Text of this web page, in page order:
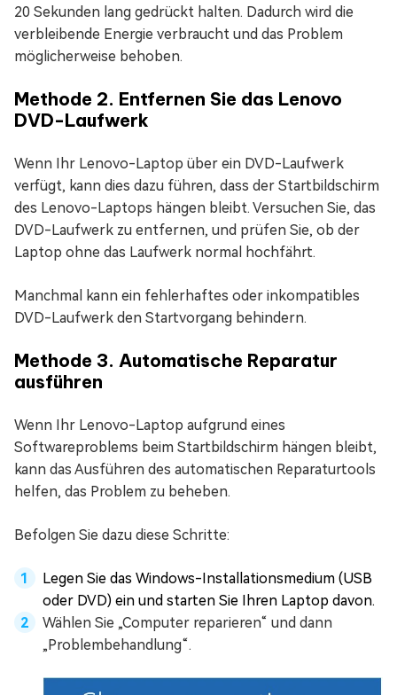
20 Sekunden lang gedrückt halten. Dadurch wird die
verbleibende Energie verbraucht und das Problem
möglicherweise behoben.
Methode 2. Entfernen Sie das Lenovo
DVD-Laufwerk
Wenn Ihr Lenovo-Laptop über ein DVD-Laufwerk
verfügt, kann dies dazu führen, dass der Startbildschirm
des Lenovo-Laptops hängen bleibt. Versuchen Sie, das
DVD-Laufwerk zu entfernen, und prüfen Sie, ob der
Laptop ohne das Laufwerk normal hochfährt.
Manchmal kann ein fehlerhaftes oder inkompatibles
DVD-Laufwerk den Startvorgang behindern.
Methode 3. Automatische Reparatur
ausführen
Wenn Ihr Lenovo-Laptop aufgrund eines
Softwareproblems beim Startbildschirm hängen bleibt,
kann das Ausführen des automatischen Reparaturtools
helfen, das Problem zu beheben.
Befolgen Sie dazu diese Schritte:
Legen Sie das Windows-Installationsmedium (USB
oder DVD) ein und starten Sie Ihren Laptop davon.
Wählen Sie „Computer reparieren“ und dann
„Problembehandlung“.